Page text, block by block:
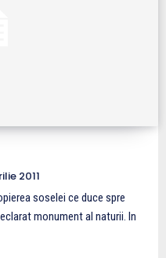
2011
soselei ce duce spre
monument al naturii. In